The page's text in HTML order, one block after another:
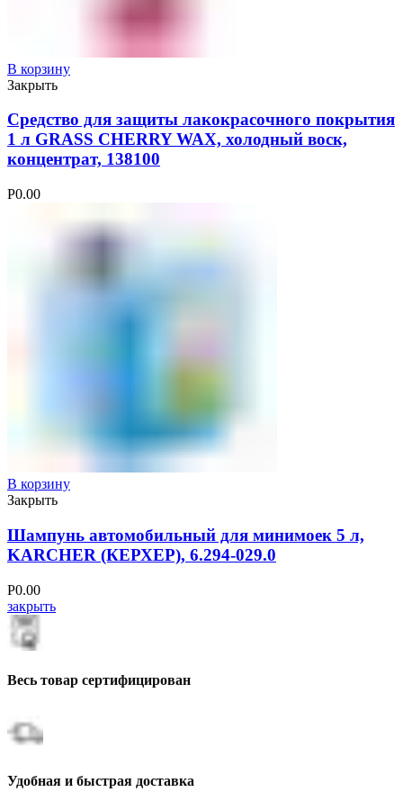
В корзину
Закрыть
Средство для защиты лакокрасочного покрытия
1 л GRASS CHERRY WAX, холодный воск,
концентрат, 138100
Р0.00
В корзину
Закрыть
Шампунь автомобильный для минимоек 5 л,
KARCHER (КЕРХЕР), 6.294-029.0
Р0.00
закрыть
Весь товар сертифицирован
Удобная и быстрая доставка